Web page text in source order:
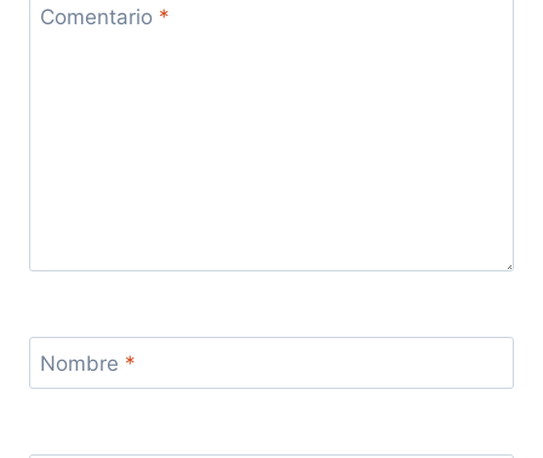
Comentario *
Nombre *